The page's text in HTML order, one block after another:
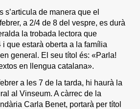
s’articula de manera que el
a 2/4 de 8 del vespre, es durà
la trobada lectora que
i que estarà oberta a la família
general. El seu títol és: «Parla!
en llengua catalana».
a les 7 de la tarda, hi haurà la
al Vinseum. A càrrec de la
Carla Benet, portarà per títol